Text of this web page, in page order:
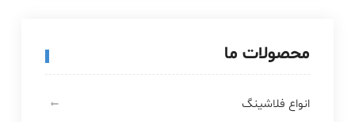
محصولات ما
انواع فلاشینگ